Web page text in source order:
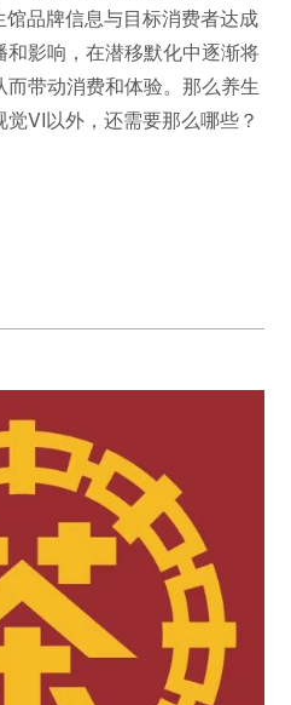
品牌信息与目标消费者达成
影响，在潜移默化中逐渐将
带动消费和体验。那么养生
VI以外，还需要那么哪些？